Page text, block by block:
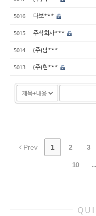
5016 다보***
5015 주식회사***
5014 (주)팜***
5013 (주)현***
Prev 1 2 3
10 ...